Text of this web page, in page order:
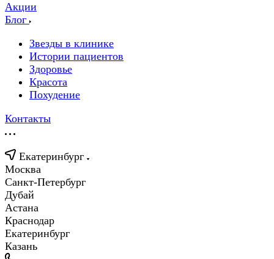
Акции
Блог
Звезды в клинике
Истории пациентов
Здоровье
Красота
Похудение
Контакты
Екатеринбург
Москва
Санкт-Петербург
Дубай
Астана
Краснодар
Екатеринбург
Казань